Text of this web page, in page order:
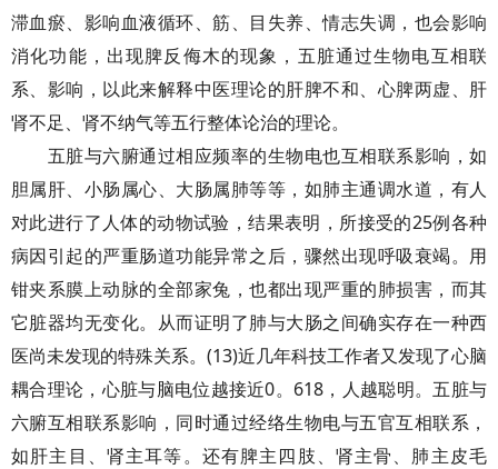
滞血瘀、影响血液循环、筋、目失养、情志失调，也会影响
消化功能，出现脾反侮木的现象，五脏通过生物电互相联
系、影响，以此来解释中医理论的肝脾不和、心脾两虚、肝
肾不足、肾不纳气等五行整体论治的理论。
五脏与六腑通过相应频率的生物电也互相联系影响，如
胆属肝、小肠属心、大肠属肺等等，如肺主通调水道，有人
对此进行了人体的动物试验，结果表明，所接受的25例各种
病因引起的严重肠道功能异常之后，骤然出现呼吸衰竭。用
钳夹系膜上动脉的全部家兔，也都出现严重的肺损害，而其
它脏器均无变化。从而证明了肺与大肠之间确实存在一种西
医尚未发现的特殊关系。(13)近几年科技工作者又发现了心脑
耦合理论，心脏与脑电位越接近0。618，人越聪明。五脏与
六腑互相联系影响，同时通过经络生物电与五官互相联系，
如肝主目、肾主耳等。还有脾主四肢、肾主骨、肺主皮毛